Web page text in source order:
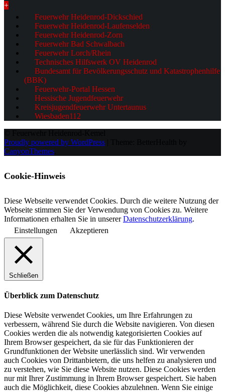
+
Feuerwehr Heidenrod-Dickschied
Feuerwehr Heidenrod-Laufenselden
Feuerwehr Heidenrod-Zorn
Feuerwehr Bad Schwalbach
Feuerwehr Lorch/Rhein
Technisches Hilfswerk OV Heidenrod
Bundesamt für Bevölkerungsschutz und Katastrophenhilfe
(BBK)
Feuerwehr-Portal Hessen
Hessische Jugendfeuerwehr
Kreisjugendfeuerwehr Untertaunus
Wiesbaden112
Proudly powered by WordPress
CanyonThemes
Cookie-Hinweis
Diese Webseite verwendet Cookies. Durch die weitere Nutzung der
Webseite stimmen Sie der Verwendung von Cookies zu. Weitere
Informationen erhalten Sie in unsererDatenschutzerklärung.
Einstellungen
Akzeptieren
Schließen
Überblick zum Datenschutz
Diese Website verwendet Cookies, um Ihre Erfahrungen zu
verbessern, während Sie durch die Website navigieren. Von diesen
Cookies werden die als notwendig kategorisierten Cookies auf
Ihrem Browser gespeichert, da sie für das Funktionieren der
Grundfunktionen der Website unerlässlich sind. Wir verwenden
auch Cookies von Drittanbietern, die uns helfen zu analysieren und
zu verstehen, wie Sie diese Website nutzen. Diese Cookies werden
nur mit Ihrer Zustimmung in Ihrem Browser gespeichert. Sie haben
auch die Möglichkeit, diese Cookies abzulehnen. Wenn Sie einige